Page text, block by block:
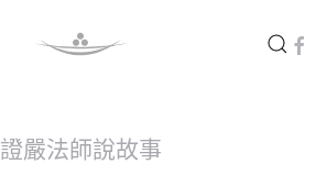
證嚴法師說故事